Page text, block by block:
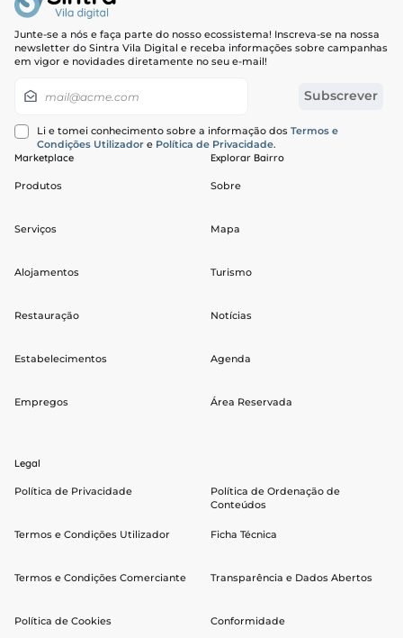
Junte-se a nós e faça parte do nosso ecossistema! Inscreva-se na nossa
newsletter do Sintra Vila Digital e receba informações sobre campanhas
em vigor e novidades diretamente no seu e-mail!
Subscrever
Li e tomei conhecimento sobre a informação dos Termos e
Condições Utilizador e Política de Privacidade.
Marketplace
Produtos
Serviços
Alojamentos
Restauração
Estabelecimentos
Empregos
Explorar Bairro
Sobre
Mapa
Turismo
Notícias
Agenda
Área Reservada
Legal
Política de Privacidade
Termos e Condições Utilizador
Termos e Condições Comerciante
Política de Cookies
Política de Ordenação de
Conteúdos
Ficha Técnica
Transparência e Dados Abertos
Conformidade